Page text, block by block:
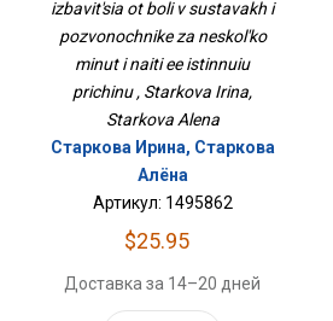
izbavit'sia ot boli v sustavakh i
pozvonochnike za neskol'ko
minut i naiti ee istinnuiu
prichinu , Starkova Irina,
Starkova Alena
Старкова Ирина, Старкова
Алёна
Артикул: 1495862
$25.95
Доставка за 14–20 дней